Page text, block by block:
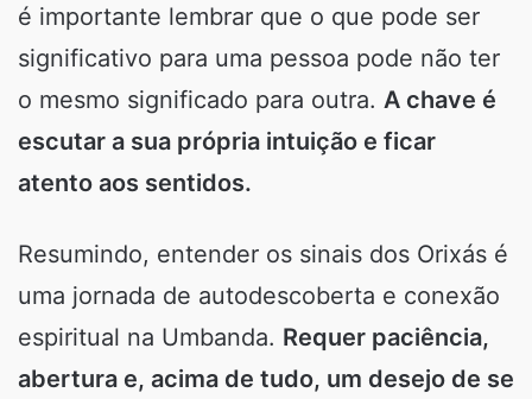
é importante lembrar que o que pode ser
significativo para uma pessoa pode não ter
o mesmo significado para outra. A chave é
escutar a sua própria intuição e ficar
atento aos sentidos.
Resumindo, entender os sinais dos Orixás é
uma jornada de autodescoberta e conexão
espiritual na Umbanda. Requer paciência,
abertura e, acima de tudo, um desejo de se